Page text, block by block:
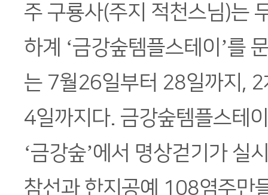
주 구룡사(주지 적천스님)는
하계 ‘금강숲템플스테이’를
는 7월26일부터 28일까지,
4일까지다. 금강숲템플스테
‘금강숲’에서 명상걷기가 실
참선과 한지공예 108염주만